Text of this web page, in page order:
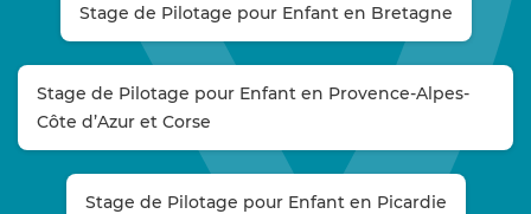
Stage de Pilotage pour Enfant en Bretagne
Stage de Pilotage pour Enfant en Provence-Alpes-
Côte d’Azur et Corse
Stage de Pilotage pour Enfant en Picardie